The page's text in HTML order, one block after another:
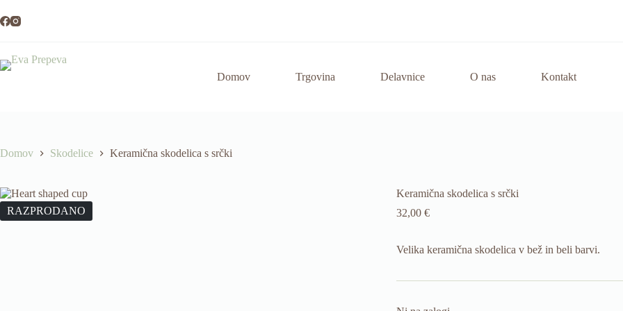
na
vsebino
Domov Trgovina Delavnice O nas Kontakt
Domov Skodelice Keramična skodelica s srčki
RAZPRODANO
Keramična skodelica s srčki
32,00 €
Velika keramična skodelica v bež in beli barvi.